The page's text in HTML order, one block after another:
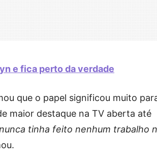
e fica perto da verdade
que o papel significou muito
maior destaque na TV aberta até
tinha feito nenhum trabalho